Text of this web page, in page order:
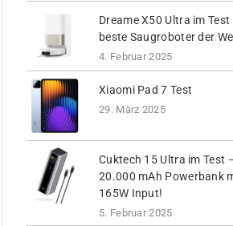
Dreame X50 Ultra im
beste Saugroboter der
4. Februar 2025
Xiaomi Pad 7 Test
29. März 2025
Cuktech 15 Ultra im Test
20.000 mAh Powerbank
165W Input!
5. Februar 2025